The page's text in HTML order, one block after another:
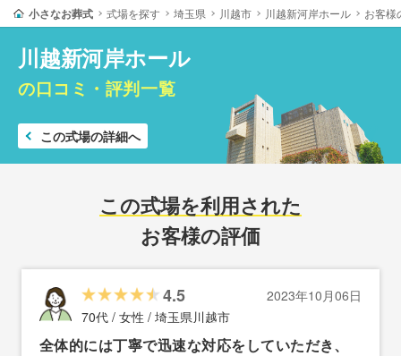
小さなお葬式 式場を探す 埼玉県 川越市 川越新河岸ホール お客様
川越新河岸ホール
の口コミ・評判一覧
この式場の詳細へ
この式場を利用された
お客様の評価
4.5
2023年10月06日
70代 / 女性 / 埼玉県川越市
全体的には丁寧で迅速な対応をしていただき、